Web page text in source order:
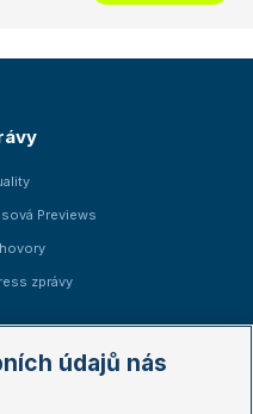
Previews
zprávy
údajů nás